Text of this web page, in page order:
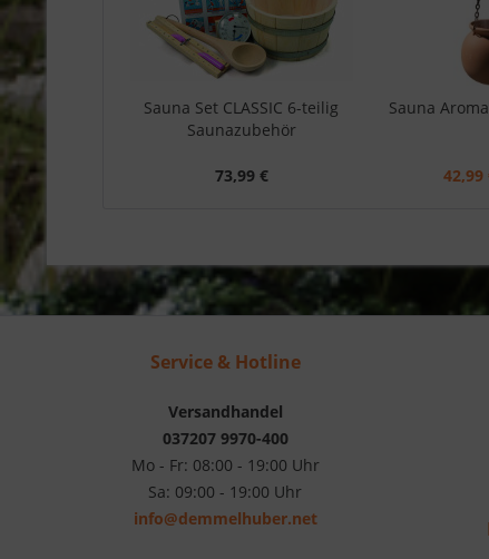
Sauna Set CLASSIC 6-teilig
Saunazubehör
73,99 €
Sauna
42,99
Service & Hotline
Versandhandel
037207 9970-400
Mo - Fr: 08:00 - 19:00 Uhr
Sa: 09:00 - 19:00 Uhr
info@demmelhuber.net